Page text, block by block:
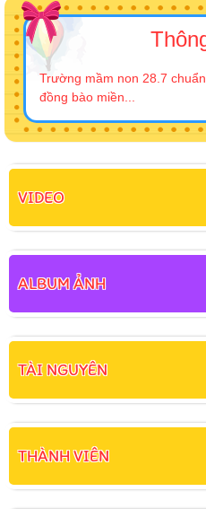
Trường mầm non 28.7
đồng bào miền...
VIDEO
ALBUM ẢNH
TÀI NGUYÊN
THÀNH VIÊN